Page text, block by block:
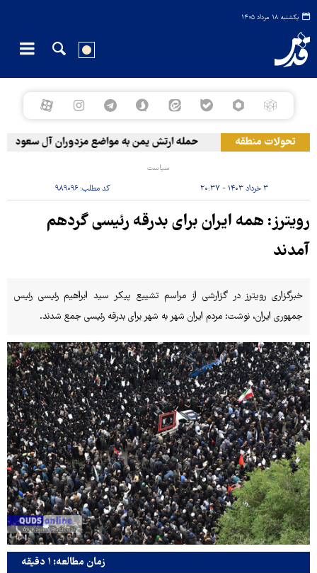
یکشنبه ۱۸ مرداد ۱۴۰۵
تحولات منطقه حمله ارتش یمن به مواضع مزدوران آل سعود
سیاست
۳ خرداد ۱۴۰۳ - ۲۰:۳۷ کد مطلب: ۹۸۹۰۹۶
رویترز: همه ایران برای بدرقه رئیسی گردهم
آمدند
خبرگزاری رویترز در گزارشی از مراسم تشییع پیکر سید ابراهیم رئیسی رئیس
جمهوری ایران، نوشت: مردم ایران شهر به شهر برای بدرقه رئیسی جمع شدند.
زمان مطالعه: ۱ دقیقه